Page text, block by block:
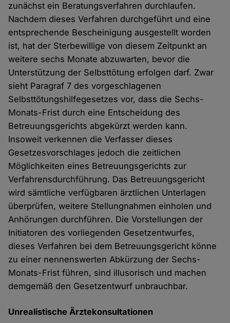
zunächst ein Beratungsverfahren durchlaufen.
Nachdem dieses Verfahren durchgeführt und eine
entsprechende Bescheinigung ausgestellt worden
ist, hat der Sterbewillige von diesem Zeitpunkt an
weitere sechs Monate abzuwarten, bevor die
Unterstützung der Selbsttötung erfolgen darf. Zwar
sieht Paragraf 7 des vorgeschlagenen
Selbsttötungshilfegesetzes vor, dass die Sechs-
Monats-Frist durch eine Entscheidung des
Betreuungsgerichts abgekürzt werden kann.
Insoweit verkennen die Verfasser dieses
Gesetzesvorschlages jedoch die zeitlichen
Möglichkeiten eines Betreuungsgerichts zur
Verfahrensdurchführung. Das Betreuungsgericht
wird sämtliche verfügbaren ärztlichen Unterlagen
überprüfen, weitere Stellungnahmen einholen und
Anhörungen durchführen. Die Vorstellungen der
Initiatoren des vorliegenden Gesetzentwurfes,
dieses Verfahren bei dem Betreuungsgericht könne
zu einer nennenswerten Abkürzung der Sechs-
Monats-Frist führen, sind illusorisch und machen
demgemäß den Gesetzentwurf unbrauchbar.
Unrealistische Ärztekonsultationen